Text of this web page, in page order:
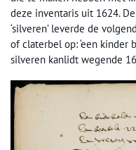
deze inventaris uit 1624.
‘silveren’ leverde de
of claterbel op: ‘een
silveren kanlidt wegende